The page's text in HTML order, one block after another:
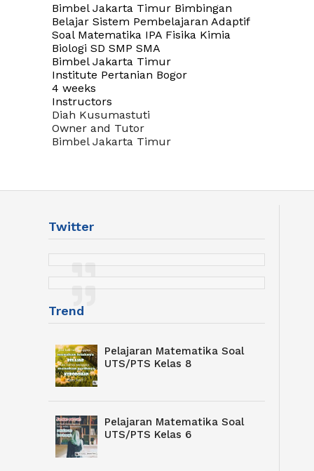
Bimbel Jakarta Timur Bimbingan
Belajar Sistem Pembelajaran Adaptif
Soal Matematika IPA Fisika Kimia
Biologi SD SMP SMA
Bimbel Jakarta Timur
Institute Pertanian Bogor
4 weeks
Instructors
Diah Kusumastuti
Owner and Tutor
Bimbel Jakarta Timur
Twitter
Trend
Pelajaran Matematika Soal
UTS/PTS Kelas 8
Pelajaran Matematika Soal
UTS/PTS Kelas 6